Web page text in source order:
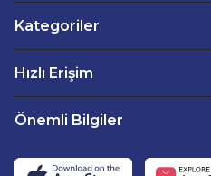
Kategoriler
Hızlı Erişim
Önemli Bilgiler